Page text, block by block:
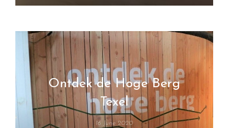
Ontdek de Hoge Berg
Texel
16 June 2020